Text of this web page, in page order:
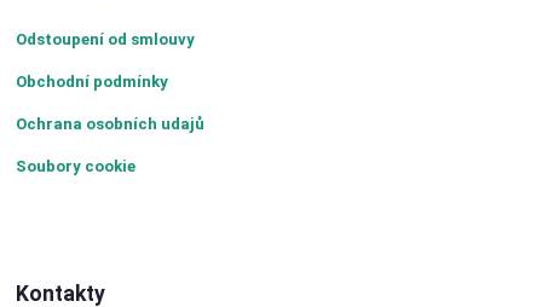
Odstoupení od smlouvy
Obchodní podmínky
Ochrana osobních udajů
Soubory cookie
Kontakty